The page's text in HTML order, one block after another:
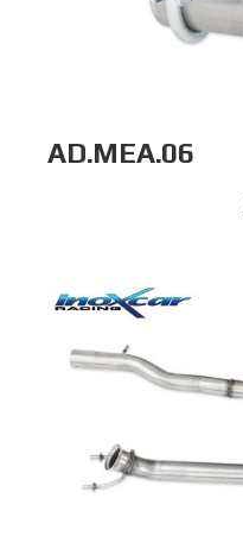
AD.MEA.06